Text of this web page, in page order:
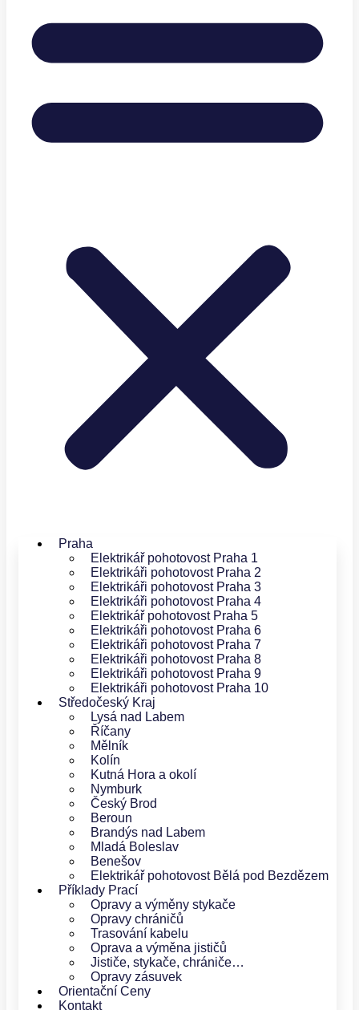
Praha
Elektrikář pohotovost Praha 1
Elektrikáři pohotovost Praha 2
Elektrikáři pohotovost Praha 3
Elektrikáři pohotovost Praha 4
Elektrikář pohotovost Praha 5
Elektrikáři pohotovost Praha 6
Elektrikáři pohotovost Praha 7
Elektrikáři pohotovost Praha 8
Elektrikáři pohotovost Praha 9
Elektrikáři pohotovost Praha 10
Středočeský Kraj
Lysá nad Labem
Říčany
Mělník
Kolín
Kutná Hora a okolí
Nymburk
Český Brod
Beroun
Brandýs nad Labem
Mladá Boleslav
Benešov
Elektrikář pohotovost Bělá pod Bezdězem
Příklady Prací
Opravy a výměny stykače
Opravy chráničů
Trasování kabelu
Oprava a výměna jističů
Jističe, stykače, chrániče…
Opravy zásuvek
Orientační Ceny
Kontakt